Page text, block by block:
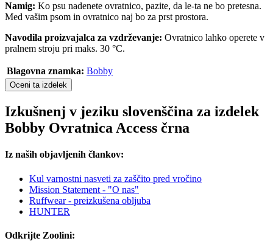
Namig: Ko psu nadenete ovratnico, pazite, da le-ta ne bo pretesna.
Med vašim psom in ovratnico naj bo za prst prostora.
Navodila proizvajalca za vzdrževanje: Ovratnico lahko operete v
pralnem stroju pri maks. 30 °C.
Blagovna znamka: Bobby
Oceni ta izdelek
Izkušnenj v jeziku slovenščina za izdelek
Bobby Ovratnica Access črna
Iz naših objavljenih člankov:
Kul varnostni nasveti za zaščito pred vročino
Mission Statement - "O nas"
Ruffwear - preizkušena obljuba
HUNTER
Odkrijte Zoolini: